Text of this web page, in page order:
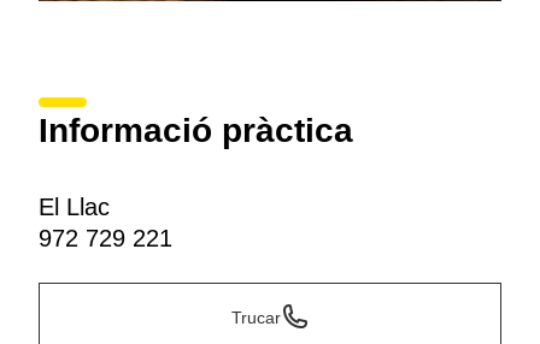
Informació pràctica
El Llac
972 729 221
Trucar